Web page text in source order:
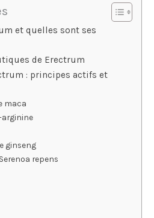
et quelles sont ses
de Erectrum
: principes actifs et
maca
arginine
ginseng
repens